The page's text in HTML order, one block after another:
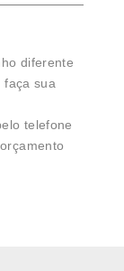
diferente
sua
telefone